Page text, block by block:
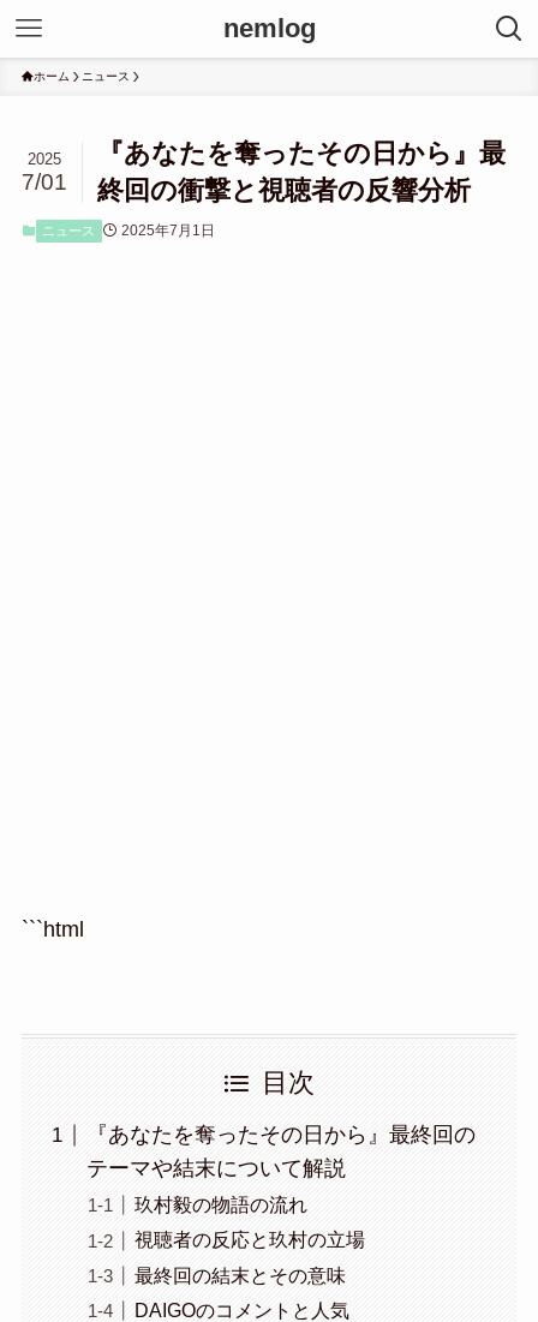
nemlog
ホーム ニュース
『あなたを奪ったその日から』最
終回の衝撃と視聴者の反響分析
2025
7/01
ニュース 2025年7月1日
```html
目次
『あなたを奪ったその日から』最終回の
テーマや結末について解説
玖村毅の物語の流れ
視聴者の反応と玖村の立場
最終回の結末とその意味
DAIGOのコメントと人気